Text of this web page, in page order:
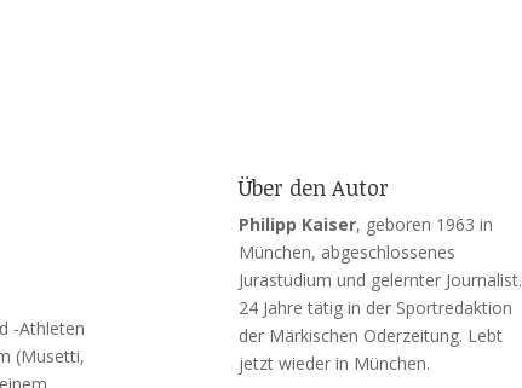
-Athleten
(Musetti,
Über den Autor
Philipp Kaiser, geboren 1963 in
München, abgeschlossenes
Jurastudium und gelernter Journalist.
24 Jahre tätig in der Sportredaktion
der Märkischen Oderzeitung. Lebt
jetzt wieder in München.